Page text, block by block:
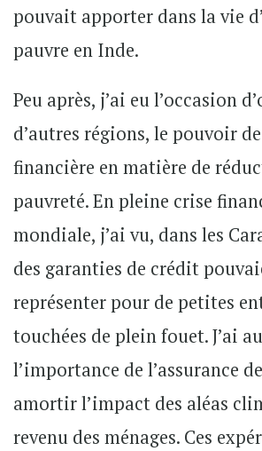
pouvait apporter dans la vie
pauvre en Inde.
Peu après, j’ai eu l’occasion
d’autres régions, le pouvoir
financière en matière de
pauvreté. En pleine crise
mondiale, j’ai vu, dans les
des garanties de crédit
représenter pour de petites
touchées de plein fouet. J’ai
l’importance de l’assurance
amortir l’impact des aléas
revenu des ménages. Ces